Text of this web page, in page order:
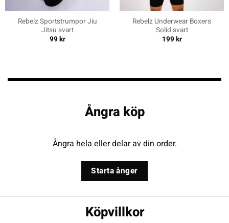
Rebelz Sportstrumpor Jiu
Jitsu svart
99kr
Rebelz Underwear Boxers
Solid svart
199kr
Ångra köp
Ångra hela eller delar av din order.
Starta ånger
Köpvillkor